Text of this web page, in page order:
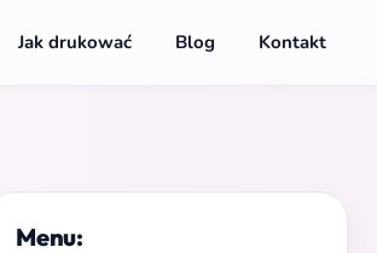
Jak drukować Blog Kontakt
Menu: